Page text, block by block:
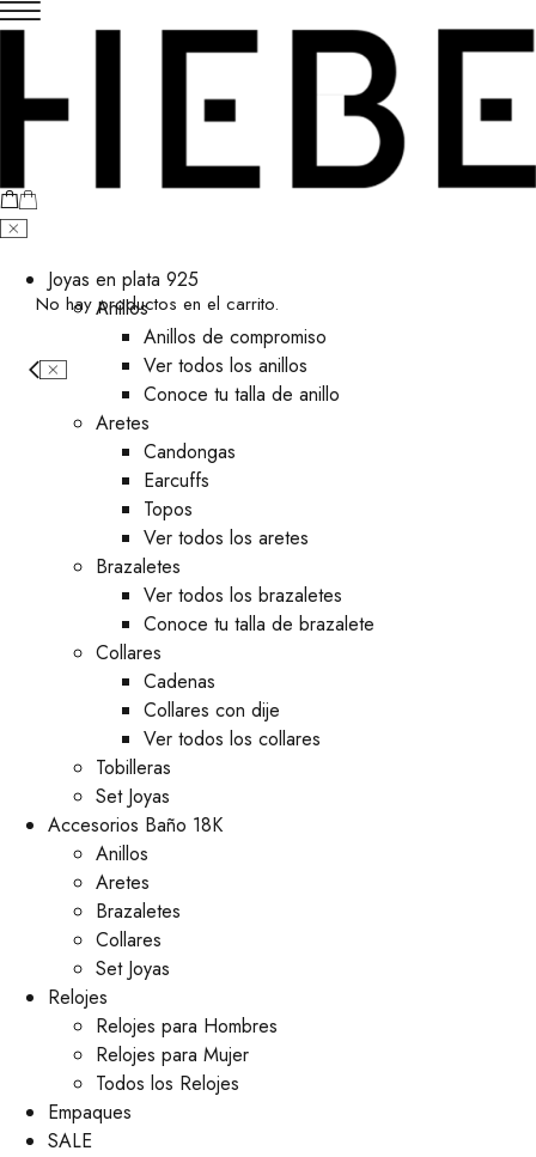
No hay productos en el carrito.
Joyas en plata 925
Anillos
Anillos de compromiso
Ver todos los anillos
Conoce tu talla de anillo
Aretes
⁠Candongas
Earcuffs
Topos
Ver todos los aretes
Brazaletes
Ver todos los brazaletes
Conoce tu talla de brazalete
Collares
Cadenas
Collares con dije
Ver todos los collares
Tobilleras
Set Joyas
Accesorios Baño 18K
Anillos
Aretes
Brazaletes
Collares
Set Joyas
Relojes
Relojes para Hombres
Relojes para Mujer
Todos los Relojes
Empaques
SALE